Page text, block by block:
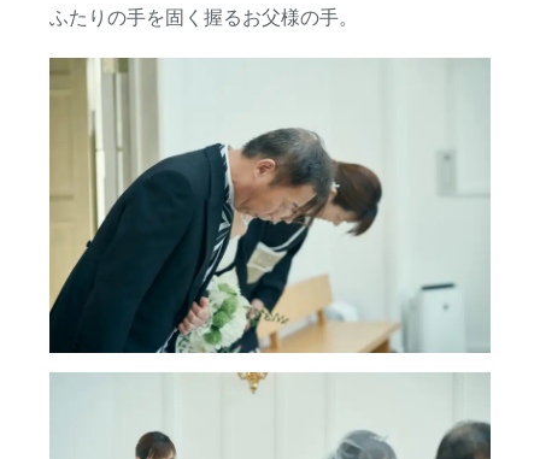
ブライダルフェア予約
Reservation
ご来館予約
Reservation
ふたりの手を固く握るお父様の手。